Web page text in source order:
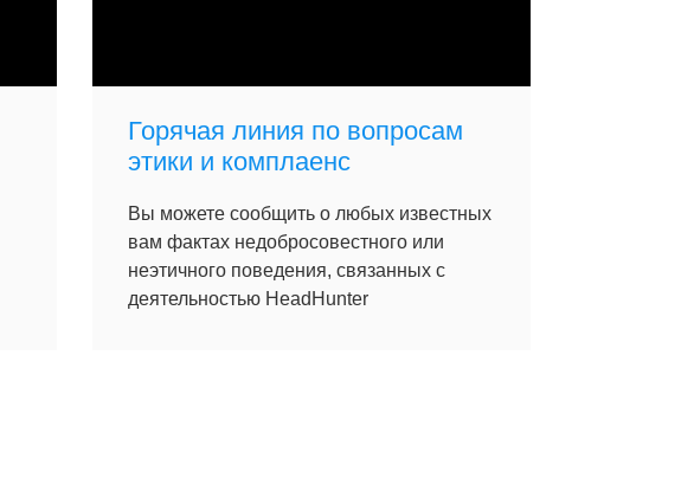
Горячая линия по вопросам
этики и комплаенс
Вы можете сообщить о любых известных
вам фактах недобросовестного или
неэтичного поведения, связанных с
деятельностью HeadHunter